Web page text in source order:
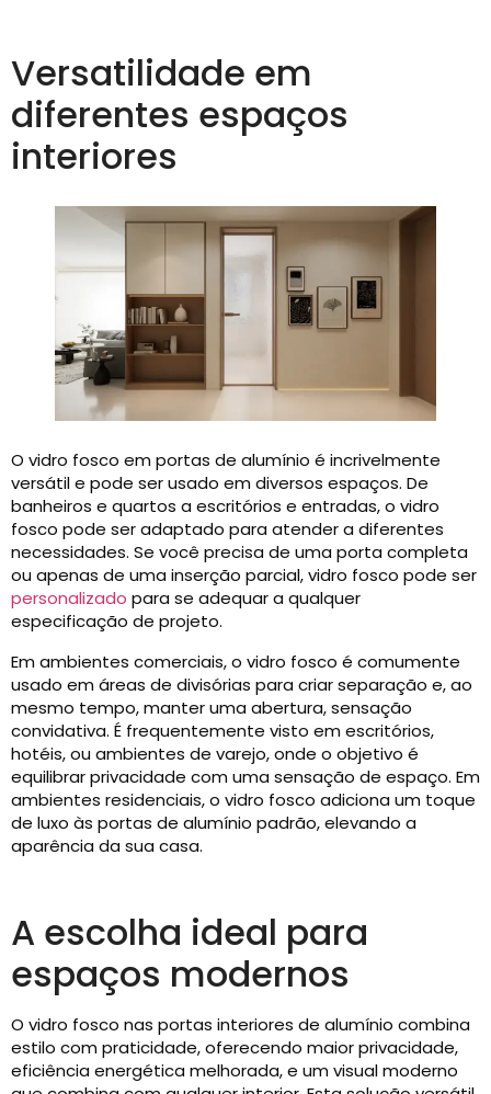
Versatilidade em
diferentes espaços
interiores
O vidro fosco em portas de alumínio é incrivelmente
versátil e pode ser usado em diversos espaços. De
banheiros e quartos a escritórios e entradas, o vidro
fosco pode ser adaptado para atender a diferentes
necessidades. Se você precisa de uma porta completa
ou apenas de uma inserção parcial, vidro fosco pode ser
personalizado para se adequar a qualquer
especificação de projeto.
Em ambientes comerciais, o vidro fosco é comumente
usado em áreas de divisórias para criar separação e, ao
mesmo tempo, manter uma abertura, sensação
convidativa. É frequentemente visto em escritórios,
hotéis, ou ambientes de varejo, onde o objetivo é
equilibrar privacidade com uma sensação de espaço. Em
ambientes residenciais, o vidro fosco adiciona um toque
de luxo às portas de alumínio padrão, elevando a
aparência da sua casa.
A escolha ideal para
espaços modernos
O vidro fosco nas portas interiores de alumínio combina
estilo com praticidade, oferecendo maior privacidade,
eficiência energética melhorada, e um visual moderno